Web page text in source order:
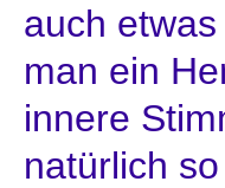
auch
man ein
innere
natürlich